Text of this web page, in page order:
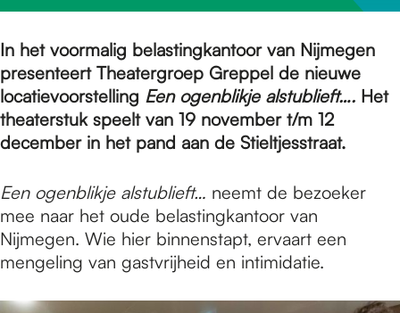
m
e
p
a
g
In het voormalig belastingkantoor van Nijmegen
presenteert Theatergroep Greppel de nieuwe
locatievoorstelling Een ogenblikje alstublieft…. Het
theaterstuk speelt van 19 november t/m 12
december in het pand aan de Stieltjesstraat.
Een ogenblikje alstublieft… neemt de bezoeker
mee naar het oude belastingkantoor van
Nijmegen. Wie hier binnenstapt, ervaart een
mengeling van gastvrijheid en intimidatie.